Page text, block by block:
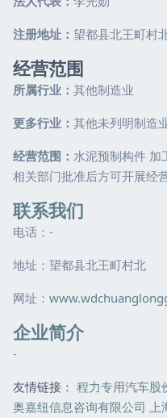
注册地址： 望都县北王町村
经营范围
所属行业： 其他制造业
更多行业： 其他未列明制造
经营范围： 水泥预制构件 加
相关部门批准后方可开展经
联系我们
电话：-
地址：望都县北王町村北
网址：
企业简介
-
友情链接： 程力专用汽车股
奥嘉纽信息咨询有限公司 上